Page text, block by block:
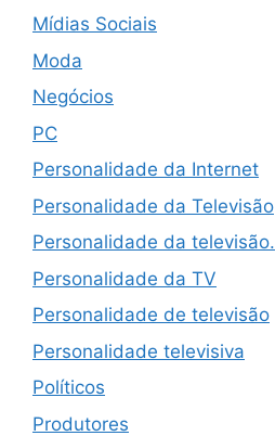
Mídias Sociais
Moda
Negócios
PC
Personalidade da Internet
Personalidade da Televisão
Personalidade da televisão.
Personalidade da TV
Personalidade de televisão
Personalidade televisiva
Políticos
Produtores